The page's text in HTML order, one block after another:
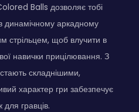
Balls дозволяє тобі
динамічному аркадному
стрільцем, щоб влучити в
навички прицілювання. З
складнішими,
характер гри забезпечує
гравців.